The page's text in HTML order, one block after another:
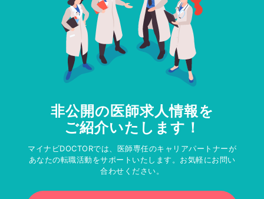
非公開の医師求人情報を
ご紹介いたします！
マイナビDOCTORでは、医師専任のキャリアパートナーが
あなたの転職活動をサポートいたします。お気軽にお問い
合わせください。